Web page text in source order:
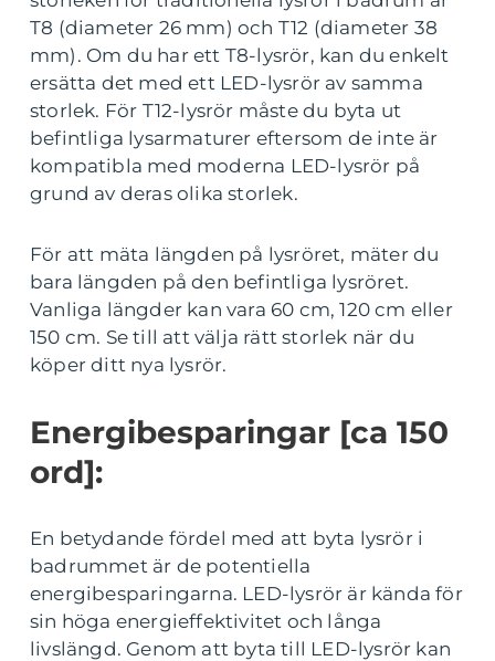
T8 (diameter 26 mm) och T12 (diameter 38
mm). Om du har ett T8-lysrör, kan du enkelt
ersätta det med ett LED-lysrör av samma
storlek. För T12-lysrör måste du byta ut
befintliga lysarmaturer eftersom de inte är
kompatibla med moderna LED-lysrör på
grund av deras olika storlek.
För att mäta längden på lysröret, mäter du
bara längden på den befintliga lysröret.
Vanliga längder kan vara 60 cm, 120 cm eller
150 cm. Se till att välja rätt storlek när du
köper ditt nya lysrör.
Energibesparingar [ca 150
ord]:
En betydande fördel med att byta lysrör i
badrummet är de potentiella
energibesparingarna. LED-lysrör är kända för
sin höga energieffektivitet och långa
livslängd. Genom att byta till LED-lysrör kan